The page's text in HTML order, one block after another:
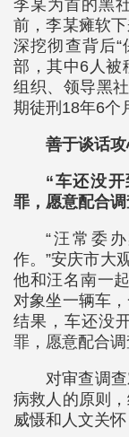
李某为首的黑
前，李某瘫软
深挖彻查背后
部，其中6人被
组织、领导黑
期徒刑18年6个
善于谈话
“车还没
罪，愿意配合调
“汪常委
作。”安庆市大
他和汪名南一
对象坐一辆车
结果，车还没
罪，愿意配合
对审查调
病救人的原则
威慑和人文关